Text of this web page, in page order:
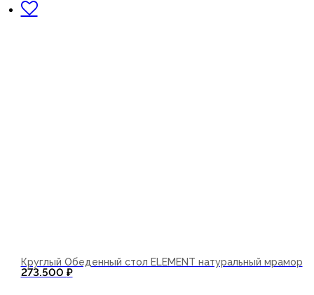
Круглый Обеденный стол ELEMENT натуральный мрамор
273.500 ₽